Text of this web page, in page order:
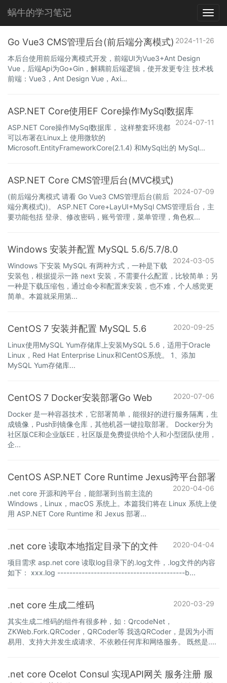
蜗牛的学习笔记
Go Vue3 CMS管理后台(前后端分离模式) 2024-11-26
本后台使用前后端分离模式开发，前端UI为Vue3+Ant Design
Vue，后端Api为Go+Gin，解耦前后端逻辑，使开发更专注 技术栈
前端：Vue3，Ant Design Vue，Axi...
ASP.NET Core使用EF Core操作MySql数据库
2024-07-11
ASP.NET Core操作MySql数据库， 这样整套环境都
可以布署在Linux上 使用微软的
Microsoft.EntityFrameworkCore(2.1.4) 和MySql出的 MySql...
ASP.NET Core CMS管理后台(MVC模式)
2024-07-09
(前后端分离模式 请看 Go Vue3 CMS管理后台(前后
端分离模式))。 ASP.NET Core+LayUI+MySql CMS管理后台，主
要功能包括 登录、修改密码，账号管理，菜单管理，角色权...
Windows 安装并配置 MySQL 5.6/5.7/8.0
2024-03-05
Windows 下安装 MySQL 有两种方式，一种是下载
安装包，根据提示一路 next 安装，不需要什么配置，比较简单；另
一种是下载压缩包，通过命令和配置来安装，也不难，个人感觉更
简单。本篇就采用第...
CentOS 7 安装并配置 MySQL 5.6 2020-09-25
Linux使用MySQL Yum存储库上安装MySQL 5.6，适用于Oracle
Linux，Red Hat Enterprise Linux和CentOS系统。 1、添加
MySQL Yum存储库...
CentOS 7 Docker安装部署Go Web 2020-07-06
Docker 是一种容器技术，它部署简单，能很好的进行服务隔离，生
成镜像，Push到镜像仓库，其他机器一键拉取部署。 Docker分为
社区版CE和企业版EE，社区版是免费提供给个人和小型团队使用，
企...
CentOS ASP.NET Core Runtime Jexus跨平台部署
2020-04-06
.net core 开源和跨平台，能部署到当前主流的
Windows，Linux，macOS 系统上。本篇我们将在 Linux 系统上使
用 ASP.NET Core Runtime 和 Jexus 部署...
.net core 读取本地指定目录下的文件 2020-04-04
项目需求 asp.net core 读取log目录下的.log文件，.log文件的内容
如下： xxx.log ------------------------------------------b...
.net core 生成二维码 2020-03-29
其实生成二维码的组件有很多种，如：QrcodeNet，
ZKWeb.Fork.QRCoder，QRCoder等 我选QRCoder，是因为小而
易用、支持大并发生成请求、不依赖任何库和网络服务。 既然是....
.net core Ocelot Consul 实现API网关 服务注册 服